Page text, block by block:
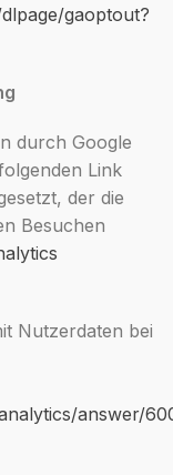
gaoptout?
durch Google
Link
der die
Besuchen
Nutzerdaten bei
answer/